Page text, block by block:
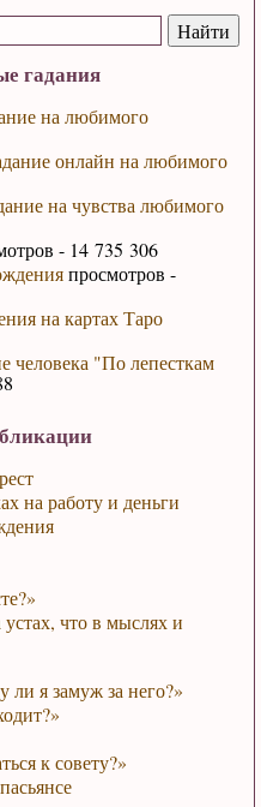
гадания
на любимого
онлайн на любимого
на чувства любимого
- 14 735 306
просмотров -
на картах Таро
человека "По лепесткам
на работу и деньги
устах, что в мыслях и
я замуж за него?»
к совету?»